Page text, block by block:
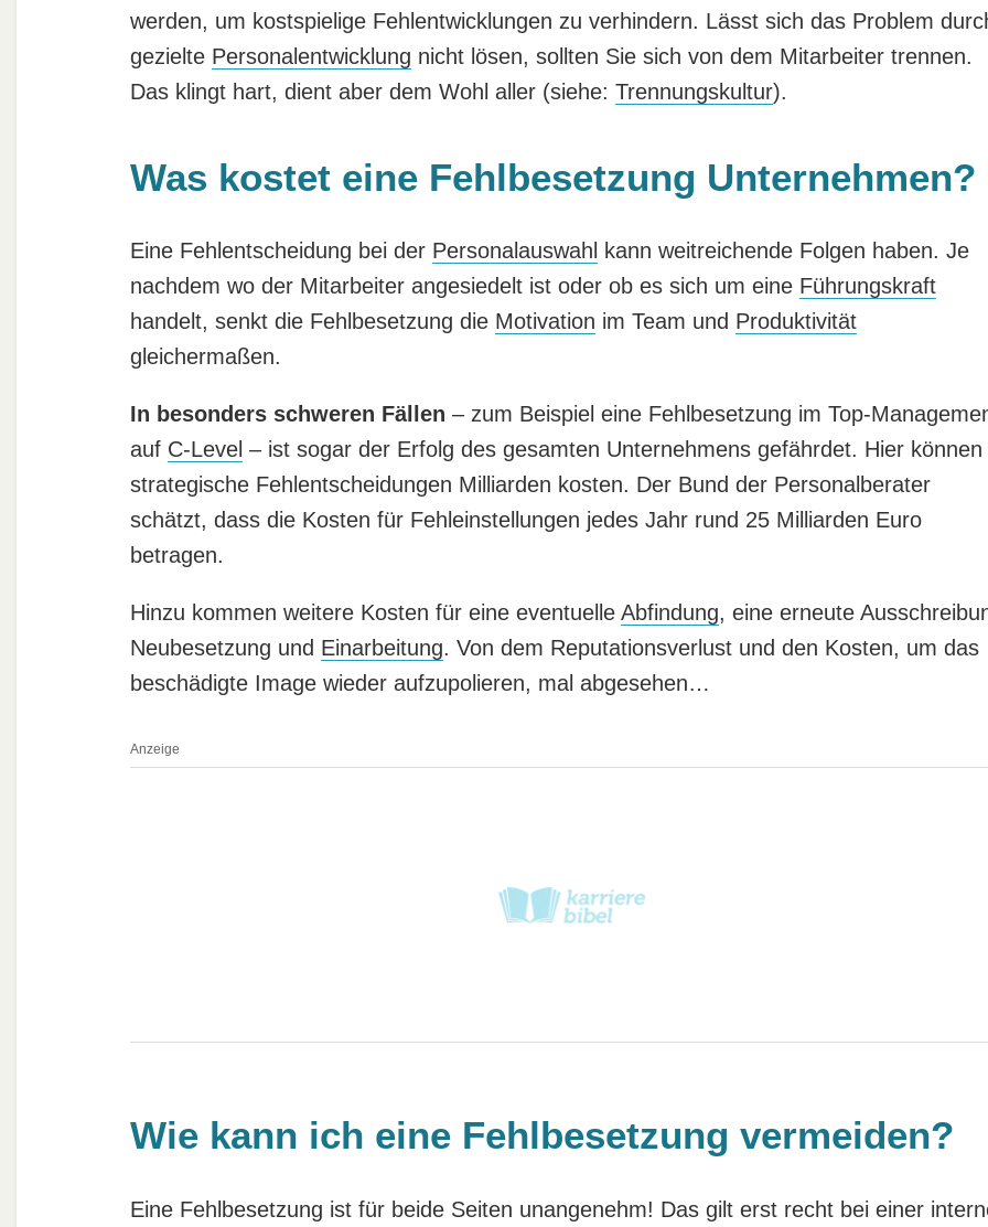
werden, um kostspielige Fehlentwicklungen zu verhindern. Lässt sich das Problem
gezielte Personalentwicklung nicht lösen, sollten Sie sich von dem Mitarbeiter trennen.
Das klingt hart, dient aber dem Wohl aller (siehe: Trennungskultur).
Was kostet eine Fehlbesetzung Unternehmen?
Eine Fehlentscheidung bei der Personalauswahl
kann weitreichende Folgen haben. Je
nachdem wo der Mitarbeiter angesiedelt ist oder ob es sich um eine Führungskraft
handelt, senkt die Fehlbesetzung die Motivation im Team und Produktivität
gleichermaßen.
In besonders schweren Fällen – zum Beispiel eine Fehlbesetzung im Top-
auf C-Level – ist sogar der Erfolg des gesamten Unternehmens gefährdet. Hier können
strategische Fehlentscheidungen Milliarden kosten. Der Bund der Personalberater
schätzt, dass die Kosten für Fehleinstellungen jedes Jahr rund 25 Milliarden Euro
betragen.
Hinzu kommen weitere Kosten für eine eventuelle Abfindung, eine erneute
Neubesetzung und Einarbeitung. Von dem Reputationsverlust und den Kosten, um das
beschädigte Image wieder aufzupolieren, mal abgesehen…
Anzeige
Wie kann ich eine Fehlbesetzung vermeiden?
Eine Fehlbesetzung ist für beide Seiten unangenehm! Das gilt erst recht bei einer